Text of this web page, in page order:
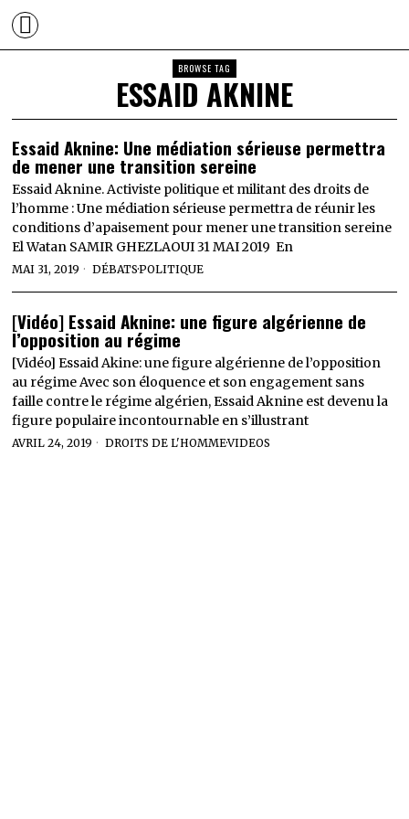
BROWSE TAG
ESSAID AKNINE
Essaid Aknine: Une médiation sérieuse permettra
de mener une transition sereine
Essaid Aknine. Activiste politique et militant des droits de
l’homme : Une médiation sérieuse permettra de réunir les
conditions d’apaisement pour mener une transition sereine
El Watan SAMIR GHEZLAOUI 31 MAI 2019 En
MAI 31, 2019 DÉBATS·POLITIQUE
[Vidéo] Essaid Aknine: une figure algérienne de
l’opposition au régime
[Vidéo] Essaid Akine: une figure algérienne de l’opposition
au régime Avec son éloquence et son engagement sans
faille contre le régime algérien, Essaid Aknine est devenu la
figure populaire incontournable en s’illustrant
AVRIL 24, 2019 DROITS DE L'HOMME·VIDEOS